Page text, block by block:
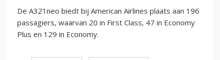
De A321neo biedt bij American Airlines plaats aan 196
passagiers, waarvan 20 in First Class, 47 in Economy
Plus en 129 in Economy.